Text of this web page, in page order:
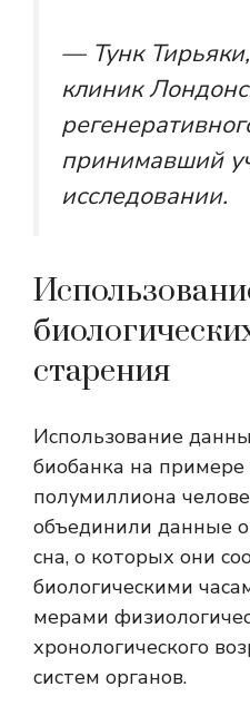
— Тунк
клиник
принимавший
исследовании.
старения
Использование
биобанка на
полумиллиона
объединили данные
сна, о которых они
биологическими
мерами
хронологического
систем органов.